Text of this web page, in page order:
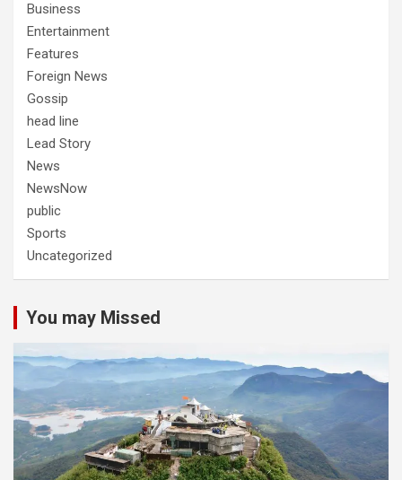
Business
Entertainment
Features
Foreign News
Gossip
head line
Lead Story
News
NewsNow
public
Sports
Uncategorized
You may Missed